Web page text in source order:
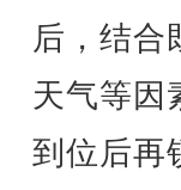
后，结合
天气等因
到位后再